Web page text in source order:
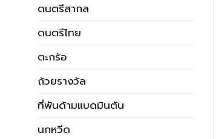
ดนตรีสากล
ดนตรีไทย
ตะกร้อ
ถ้วยรางวัล
ที่พันด้ามแบดมินตัน
นกหวีด